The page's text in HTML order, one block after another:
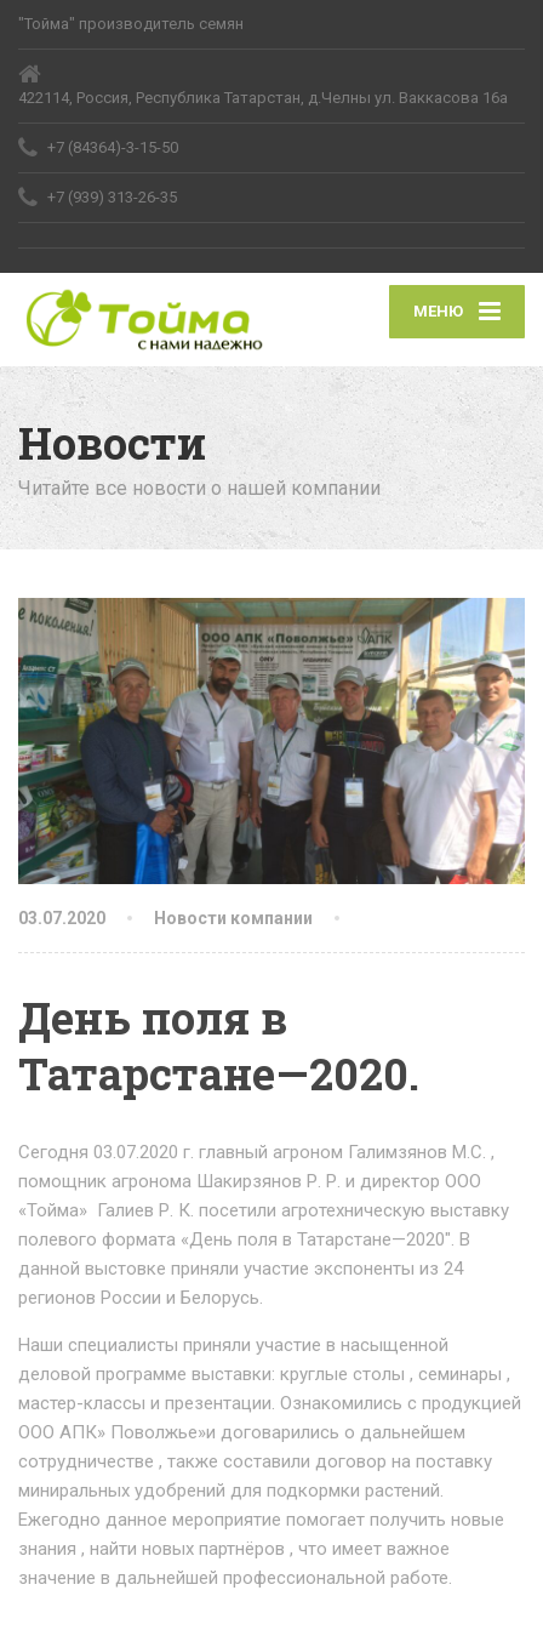
"Тойма" производитель семян
422114, Россия, Республика Татарстан, д.Челны ул. Ваккасова 16а
+7 (84364)-3-15-50
+7 (939) 313-26-35
МЕНЮ
Новости
Читайте все новости о нашей компании
03.07.2020 Новости компании
День поля в
Татарстане—2020.
Сегодня 03.07.2020 г. главный агроном Галимзянов М.С. ,
помощник агронома Шакирзянов Р. Р. и директор ООО
«Тойма» Галиев Р. К. посетили агротехническую выставку
полевого формата «День поля в Татарстане—2020″. В
данной выстовке приняли участие экспоненты из 24
регионов России и Белорусь.
Наши специалисты приняли участие в насыщенной
деловой программе выставки: круглые столы , семинары ,
мастер-классы и презентации. Ознакомились с продукцией
ООО АПК» Поволжье»и договарились о дальнейшем
сотрудничестве , также составили договор на поставку
миниральных удобрений для подкормки растений.
Ежегодно данное мероприятие помогает получить новые
знания , найти новых партнёров , что имеет важное
значение в дальнейшей профессиональной работе.